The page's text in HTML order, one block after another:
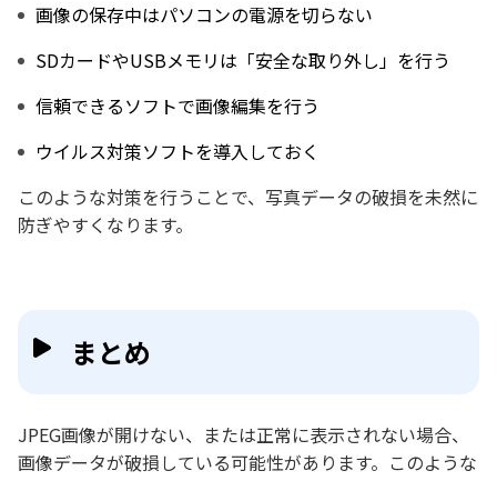
画像の保存中はパソコンの電源を切らない
SDカードやUSBメモリは「安全な取り外し」を行う
信頼できるソフトで画像編集を行う
ウイルス対策ソフトを導入しておく
このような対策を行うことで、写真データの破損を未然に
防ぎやすくなります。
まとめ
JPEG画像が開けない、または正常に表示されない場合、
画像データが破損している可能性があります。このような